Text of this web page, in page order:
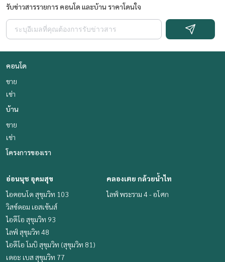
รับข่าวสารรายการ คอนโด และบ้าน ราคาโดนใจ
คอนโด
ขาย
เช่า
บ้าน
ขาย
เช่า
โครงการของเรา
อ่อนนุช อุดมสุข
ไอคอนโด สุขุมวิท 103
วิสซ์ดอม เอสเซ้นส์
ไอดีโอ สุขุมวิท 93
ไลฟ์ สุขุมวิท 48
ไอดีโอ โมบิ สุขุมวิท (สุขุมวิท 81)
เดอะ เบส สุขุมวิท 77
คลองเตย กล้วยน้ำไท
ไลฟ์ พระราม 4 - อโศก